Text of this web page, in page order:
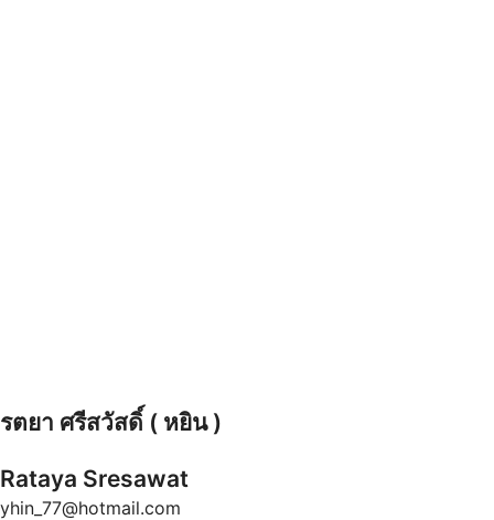
รตยา ศรีสวัสดิ์ ( หยิน )
Rataya Sresawat
yhin_77@hotmail.com